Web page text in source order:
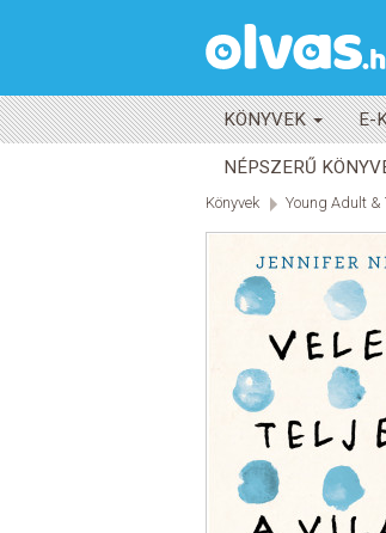
KÖNYVEK E-
NÉPSZERŰ
Könyvek Young Adult &